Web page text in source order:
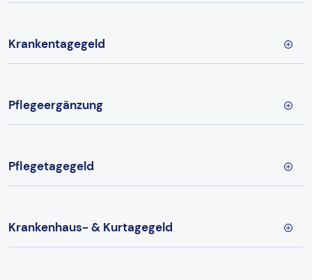
Krankentagegeld
Pflegeergänzung
Pflegetagegeld
Krankenhaus- & Kurtagegeld